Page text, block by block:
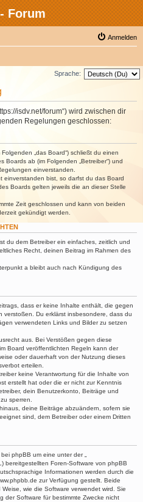
Forum
Anmelden
Sprache:
isdv.net/forum“) wird zwischen dir
Regelungen geschlossen:
„das Board“) schließt du einen
Boards ab (im Folgenden „Betreiber“) und
einverstanden.
einverstanden bist, so darfst du das Board
Boards gelten jeweils die an dieser Stelle
Zeit geschlossen und kann von beiden
gekündigt werden.
du dem Betreiber ein einfaches, zeitlich und
Recht, deinen Beitrag im Rahmen des
a bleibt auch nach Kündigung des
dass er keine Inhalte enthält, die gegen
Du erklärst insbesondere, dass du
verwendeten Links und Bilder zu setzen
aus. Bei Verstößen gegen diese
Board veröffentlichten Regeln kann der
oder dauerhaft von der Nutzung dieses
erteilen.
keine Verantwortung für die Inhalte von
erstellt hat oder die er nicht zur Kenntnis
dein Benutzerkonto, Beiträge und
sperren.
deine Beiträge abzuändern, sofern sie
sind, dem Betreiber oder einem Dritten
phpBB um eine unter der „
bereitgestellten Foren-Software von phpBB
Informationen werden durch die
zur Verfügung gestellt. Beide
wie die Software verwendet wird. Sie
der Software für bestimmte Zwecke nicht